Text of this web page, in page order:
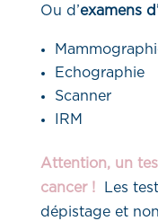
Ou d’examens
Echographie
Scanner
IRM
Attention, un
cancer !
Les
dépistage et